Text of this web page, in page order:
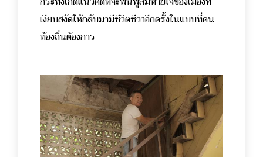
เงียบสงัดให้กลับมามีชีวิตชีวาอีกครั้งในแบบที่คน
ท้องถิ่นต้องการ